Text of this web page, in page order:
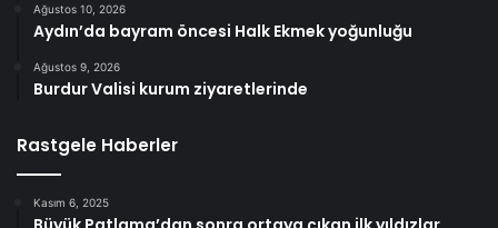
Ağustos 10, 2026
Aydın’da bayram öncesi Halk Ekmek yoğunluğu
Ağustos 9, 2026
Burdur Valisi kurum ziyaretlerinde
Rastgele Haberler
Kasım 6, 2025